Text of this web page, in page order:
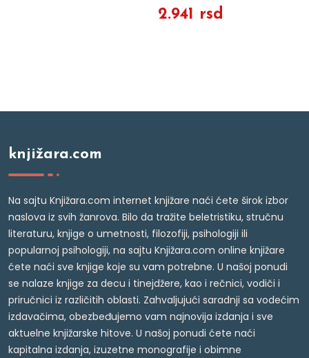
2.941 rsd
knjižara.com
Na sajtu Knjižara.com internet knjižare naći ćete širok izbor
naslova iz svih žanrova. Bilo da tražite beletristiku, stručnu
literaturu, knjige o umetnosti, filozofiji, psihologiji ili
popularnoj psihologiji, na sajtu Knjižara.com online knjižare
ćete naći sve knjige koje su vam potrebne. U našoj ponudi
se nalaze knjige za decu i tinejdžere, kao i rečnici, vodiči i
priručnici iz različitih oblasti. Zahvaljujući saradnji sa vodećim
izdavačima, obezbeđujemo vam najnovija izdanja i sve
aktuelne knjižarske hitove. U našoj ponudi ćete naći
kapitalna izdanja, izuzetne monografije i obimne